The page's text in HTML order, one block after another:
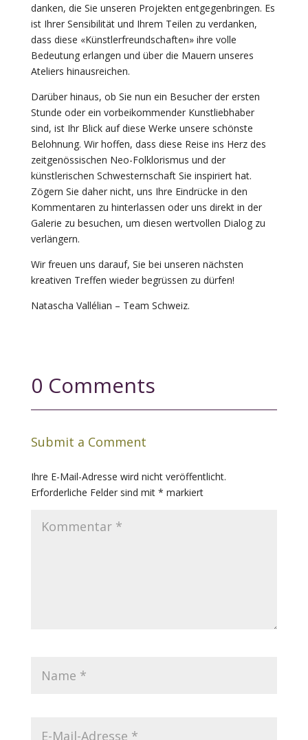
danken, die Sie unseren Projekten entgegenbringen. Es
ist Ihrer Sensibilität und Ihrem Teilen zu verdanken,
dass diese «Künstlerfreundschaften» ihre volle
Bedeutung erlangen und über die Mauern unseres
Ateliers hinausreichen.
Darüber hinaus, ob Sie nun ein Besucher der ersten
Stunde oder ein vorbeikommender Kunstliebhaber
sind, ist Ihr Blick auf diese Werke unsere schönste
Belohnung. Wir hoffen, dass diese Reise ins Herz des
zeitgenössischen Neo-Folklorismus und der
künstlerischen Schwesternschaft Sie inspiriert hat.
Zögern Sie daher nicht, uns Ihre Eindrücke in den
Kommentaren zu hinterlassen oder uns direkt in der
Galerie zu besuchen, um diesen wertvollen Dialog zu
verlängern.
Wir freuen uns darauf, Sie bei unseren nächsten
kreativen Treffen wieder begrüssen zu dürfen!
Natascha Vallélian – Team Schweiz.
0 Comments
Submit a Comment
Ihre E-Mail-Adresse wird nicht veröffentlicht.
Erforderliche Felder sind mit * markiert